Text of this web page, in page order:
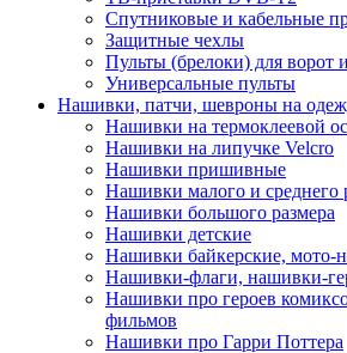
Спутниковые и кабельные
Защитные чехлы
Пульты (брелоки) для ворот
Универсальные пульты
Нашивки, патчи, шевроны на
Нашивки на термоклеевой
Нашивки на липучке Velcro
Нашивки пришивные
Нашивки малого и среднего
Нашивки большого размера
Нашивки детские
Нашивки байкерские, мото-
Нашивки-флаги, нашивки-
Нашивки про героев
фильмов
Нашивки про Гарри Поттера